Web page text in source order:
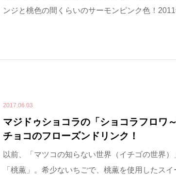
ンジと桃色の間くらいのサーモンピンク色！
2017.06.03
マジドゥショコラの「ショコラフロワ
チョコのフローズンドリンク！
以前、「マツコの知らない世界（イチゴの世界
「桃薫」。希少ないちごで、桃薫を使用したス